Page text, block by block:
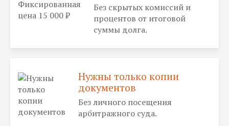
Без скрытых комиссий и
процентов от итоговой
суммы долга.
Нужны только копии
документов
Без личного посещения
арбитражного суда.